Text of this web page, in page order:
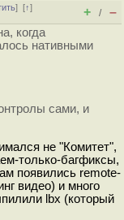
][↑]
+ / –
когда
нативными
сами, и
не "Комитет",
только-багфиксы,
появились remote-
видео) и много
lbx (который